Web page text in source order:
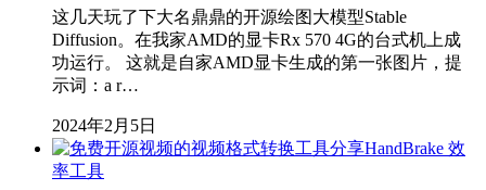
这几天玩了下大名鼎鼎的开源绘图大模型Stable
Diffusion。在我家AMD的显卡Rx 570 4G的台式机上成
功运行。 这就是自家AMD显卡生成的第一张图片，提
示词：a r…
2024年2月5日
效
率工具